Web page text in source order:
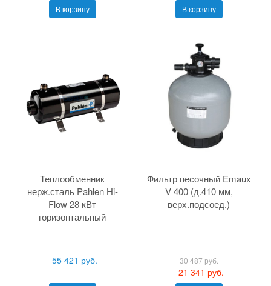
В корзину В корзину
Теплообменник
нерж.сталь Pahlen Hi-
Flow 28 кВт
горизонтальный
55 421 руб.
Фильтр песочный Emaux
V 400 (д.410 мм,
верх.подсоед.)
30 487 руб.
21 341 руб.